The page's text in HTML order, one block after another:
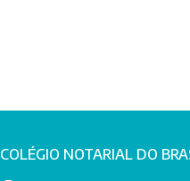
COLÉGIO NOTARIAL DO